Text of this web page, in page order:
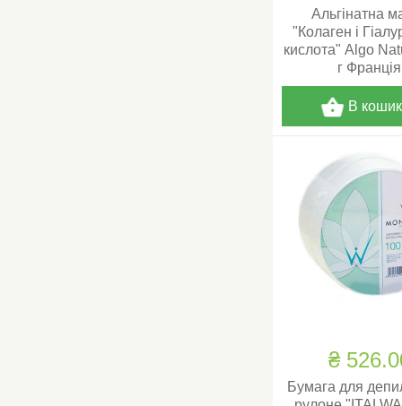
Альгінатна
"Колаген і
кислота" Algo
г Франція
В кошик
₴
Бумага для